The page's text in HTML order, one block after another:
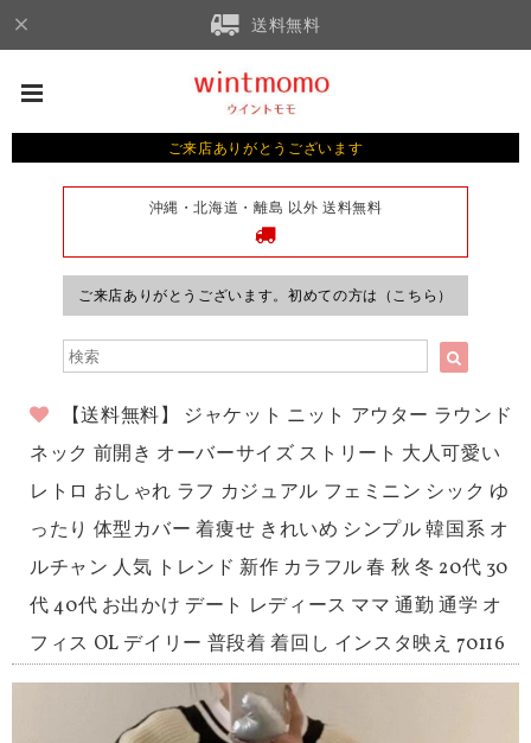
送料無料
ご来店ありがとうございます
沖縄・北海道・離島 以外 送料無料
ご来店ありがとうございます。初めての方は（こちら）
【送料無料】 ジャケット ニット アウター ラウンド
ネック 前開き オーバーサイズ ストリート 大人可愛い
レトロ おしゃれ ラフ カジュアル フェミニン シック ゆ
ったり 体型カバー 着痩せ きれいめ シンプル 韓国系 オ
ルチャン 人気 トレンド 新作 カラフル 春 秋 冬 20代 30
代 40代 お出かけ デート レディース ママ 通勤 通学 オ
フィス OL デイリー 普段着 着回し インスタ映え 70116